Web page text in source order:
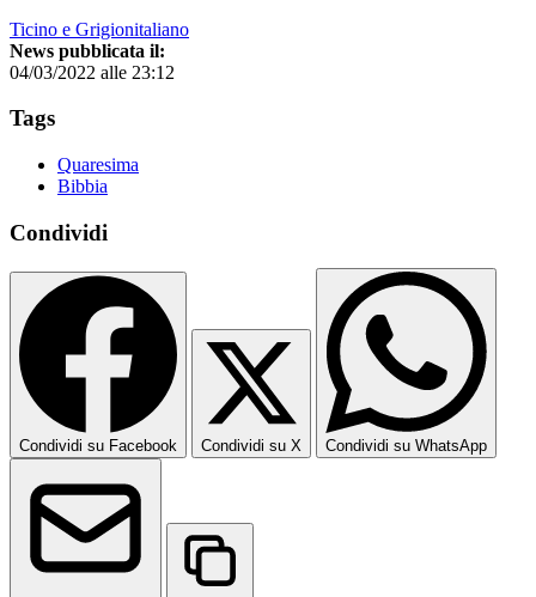
Ticino e Grigionitaliano
News pubblicata il:
04/03/2022 alle 23:12
Tags
Quaresima
Bibbia
Condividi
Condividi su Facebook Condividi su X Condividi su WhatsApp